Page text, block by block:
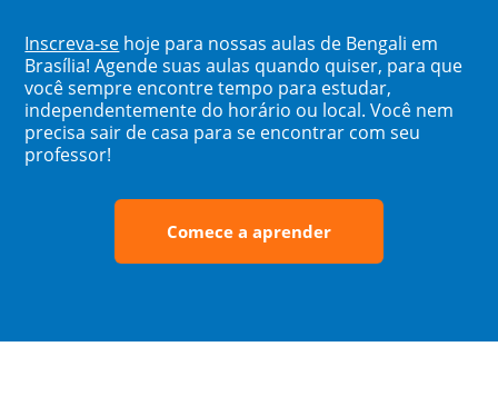
Inscreva-se hoje para nossas aulas de Bengali em
Brasília! Agende suas aulas quando quiser, para que
você sempre encontre tempo para estudar,
independentemente do horário ou local. Você nem
precisa sair de casa para se encontrar com seu
professor!
Comece a aprender